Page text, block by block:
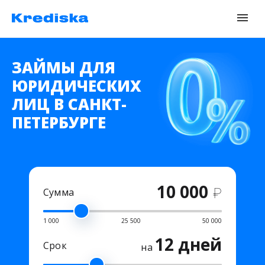
ЗАЙМЫ ДЛЯ
ЮРИДИЧЕСКИХ
ЛИЦ В САНКТ-
ПЕТЕРБУРГЕ
Сумма 10 000 ₽
1 000 25 500 50 000
Срок на 12 дней